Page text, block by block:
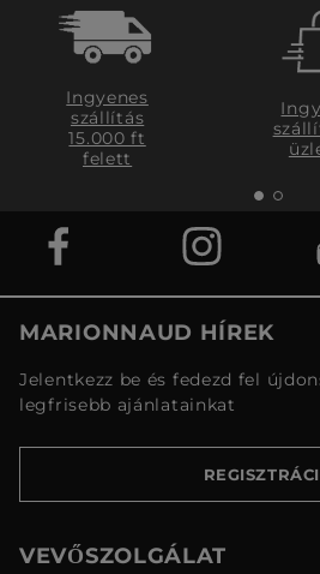
Ingyenes
szállítás
15.000 ft
felett
MARIONNAUD HÍREK
Jelentkezz be és fedezd fel
legfrisebb ajánlatainkat
VEVŐSZOLGÁLAT